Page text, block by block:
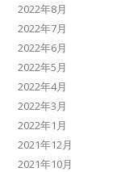
2022年8月
2022年7月
2022年6月
2022年5月
2022年4月
2022年3月
2022年1月
2021年12月
2021年10月